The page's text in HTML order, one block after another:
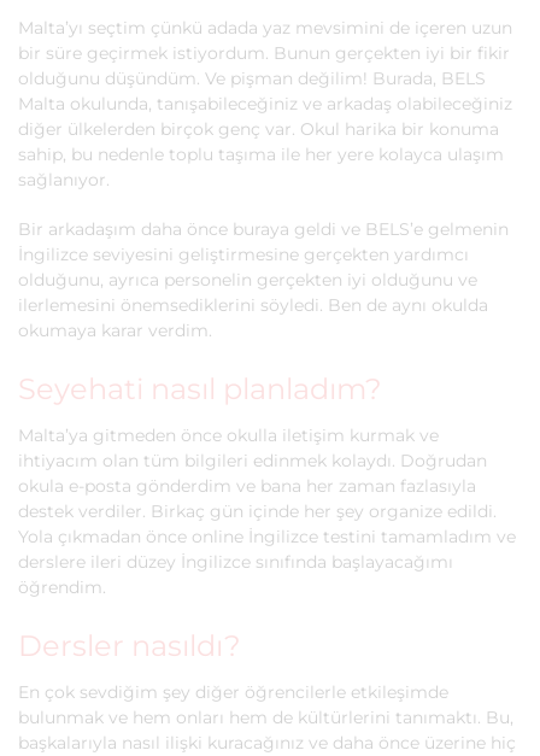
Malta’yı seçtim çünkü adada yaz mevsimini de içeren uzun
bir süre geçirmek istiyordum. Bunun gerçekten iyi bir fikir
olduğunu düşündüm. Ve pişman değilim! Burada, BELS
Malta okulunda, tanışabileceğiniz ve arkadaş olabileceğiniz
diğer ülkelerden birçok genç var. Okul harika bir konuma
sahip, bu nedenle toplu taşıma ile her yere kolayca ulaşım
sağlanıyor.
Bir arkadaşım daha önce buraya geldi ve BELS’e gelmenin
İngilizce seviyesini geliştirmesine gerçekten yardımcı
olduğunu, ayrıca personelin gerçekten iyi olduğunu ve
ilerlemesini önemsediklerini söyledi. Ben de aynı okulda
okumaya karar verdim.
Seyehati nasıl planladım?
Malta’ya gitmeden önce okulla iletişim kurmak ve
ihtiyacım olan tüm bilgileri edinmek kolaydı. Doğrudan
okula e-posta gönderdim ve bana her zaman fazlasıyla
destek verdiler. Birkaç gün içinde her şey organize edildi.
Yola çıkmadan önce online İngilizce testini tamamladım ve
derslere ileri düzey İngilizce sınıfında başlayacağımı
öğrendim.
Dersler nasıldı?
En çok sevdiğim şey diğer öğrencilerle etkileşimde
bulunmak ve hem onları hem de kültürlerini tanımaktı. Bu,
başkalarıyla nasıl ilişki kuracağınız ve daha önce üzerine hiç